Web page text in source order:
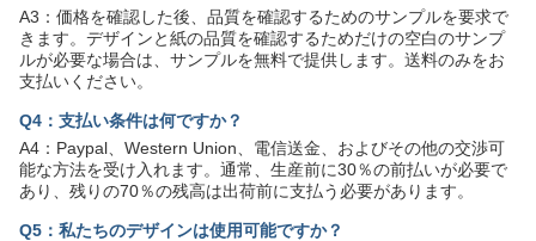
A3：価格を確認した後、品質を確認するためのサンプルを要求で
きます。デザインと紙の品質を確認するためだけの空白のサンプ
ルが必要な場合は、サンプルを無料で提供します。送料のみをお
支払いください。
Q4：支払い条件は何ですか？
A4：Paypal、Western Union、電信送金、およびその他の交渉可
能な方法を受け入れます。通常、生産前に30％の前払いが必要で
あり、残りの70％の残高は出荷前に支払う必要があります。
Q5：私たちのデザインは使用可能ですか？